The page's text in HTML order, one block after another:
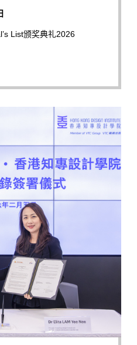
List颁奖典礼2026